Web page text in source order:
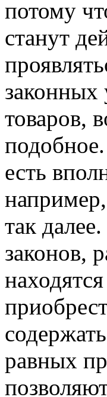
потому
станут
законных
товаров,
есть
так
законов,
равных